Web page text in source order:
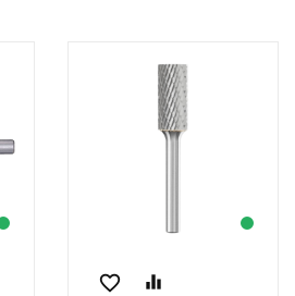
favorite_border equalizer